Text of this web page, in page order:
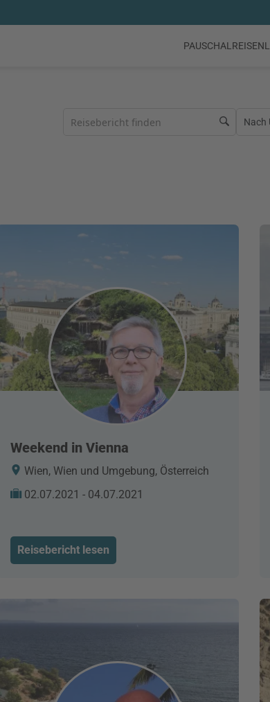
PAUSCHALREISEN
Nach
Weekend in Vienna
Wien, Wien und Umgebung, Österreich
02.07.2021 - 04.07.2021
Reisebericht lesen